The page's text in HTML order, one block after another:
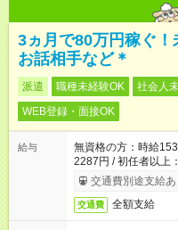
3ヵ月で80万円稼ぐ
お話相手など＊
派遣 職種未経験OK 社会人
WEB登録・面接OK
給与
無資格の方：時給
2287円 / 初任者以上
交通費別途支給あ
交通費 全額支給